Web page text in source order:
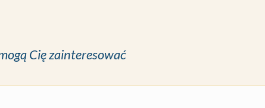
Cię zainteresować